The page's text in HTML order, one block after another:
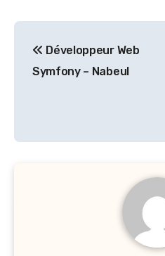
de
Développeur Web
Symfony – Nabeul